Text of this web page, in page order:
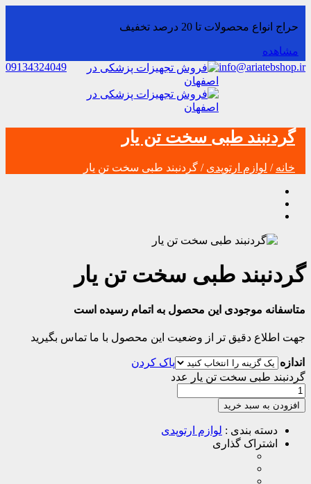
حراج انواع محصولات تا 20 درصد تخفیف
مشاهده
info@ariatebshop.ir
09134324049
گردنبند طبی سخت تن یار
خانه / لوازم ارتوپدی / گردنبند طبی سخت تن یار
گردنبند طبی سخت تن یار
متاسفانه موجودی این محصول به اتمام رسیده است
جهت اطلاع دقیق تر از وضعیت این محصول با ما تماس بگیرید
اندازه
پاک کردن
گردنبند طبی سخت تن یار عدد
افزودن به سبد خرید
دسته بندی : لوازم ارتوپدی
اشتراک گذاری